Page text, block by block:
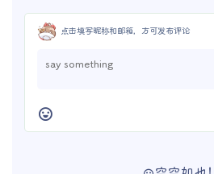
点击填写昵称和邮箱，方可发布评论